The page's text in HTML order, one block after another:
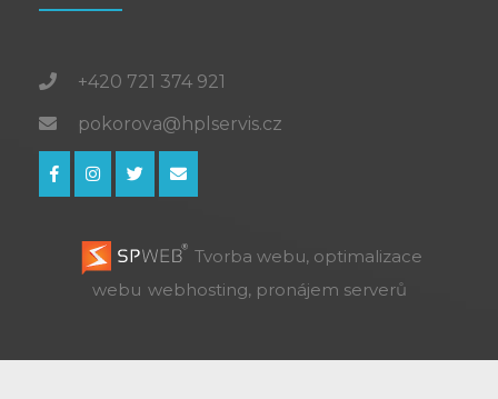
+420 721 374 921
pokorova@hplservis.cz
Tvorba webu, optimalizace
webu webhosting, pronájem serverů